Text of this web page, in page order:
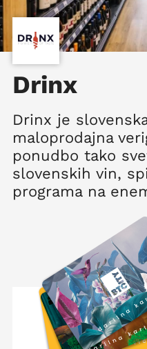
Drinx
Drinx je
maloprodajna
ponudbo tako
slovenskih vin,
programa na